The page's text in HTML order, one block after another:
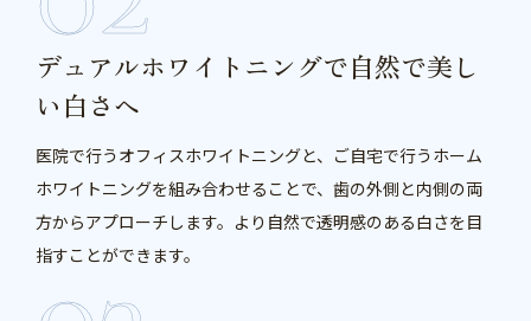
デュアルホワイトニングで自然で美し
い白さへ
医院で行うオフィスホワイトニングと、ご自宅で行うホーム
ホワイトニングを組み合わせることで、歯の外側と内側の両
方からアプローチします。より自然で透明感のある白さを目
指すことができます。